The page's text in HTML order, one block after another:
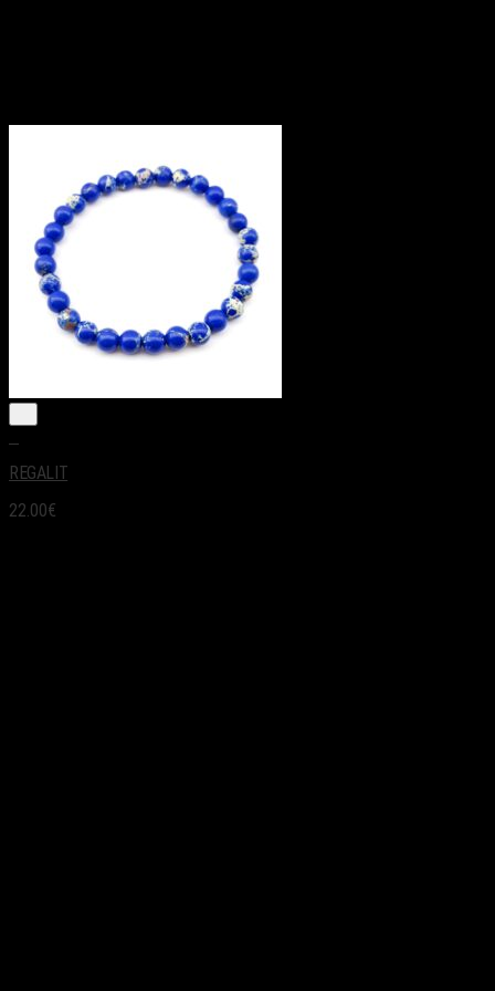
REGALIT
22.00€